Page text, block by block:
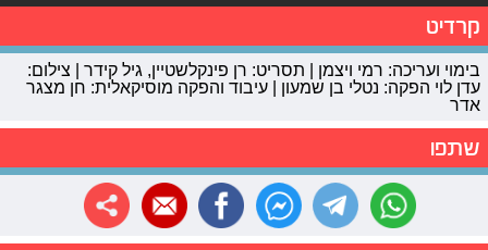
קרדיט
בימוי ועריכה: רמי ויצמן | תסריט: רן פינקלשטיין, גיל קידר | צילום:
עדן לוי הפקה: נטלי בן שמעון | עיבוד והפקה מוסיקאלית: חן מצגר
אדר
שתפו